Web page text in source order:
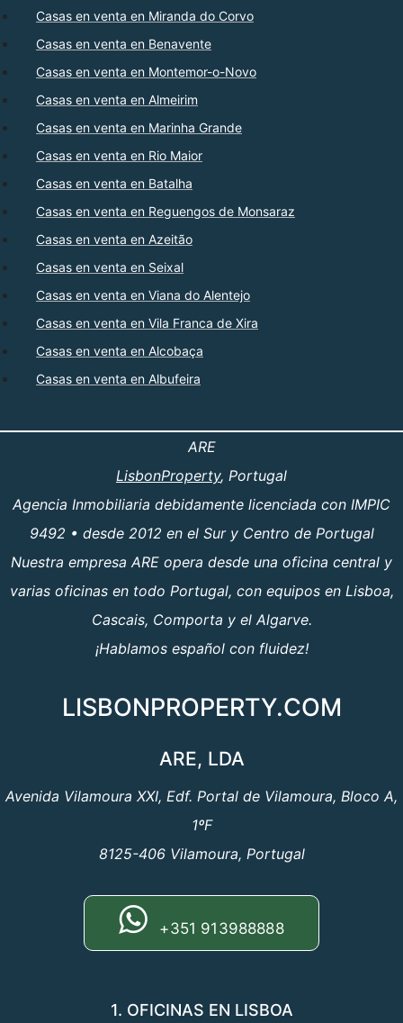
Casas en venta en Miranda do Corvo
Casas en venta en Benavente
Casas en venta en Montemor-o-Novo
Casas en venta en Almeirim
Casas en venta en Marinha Grande
Casas en venta en Rio Maior
Casas en venta en Batalha
Casas en venta en Reguengos de Monsaraz
Casas en venta en Azeitão
Casas en venta en Seixal
Casas en venta en Viana do Alentejo
Casas en venta en Vila Franca de Xira
Casas en venta en Alcobaça
Casas en venta en Albufeira
ARE
LisbonProperty, Portugal
Agencia Inmobiliaria debidamente licenciada con IMPIC
9492 • desde 2012 en el Sur y Centro de Portugal
Nuestra empresa ARE opera desde una oficina central y
varias oficinas en todo Portugal, con equipos en Lisboa,
Cascais, Comporta y el Algarve.
¡Hablamos español con fluidez!
LISBONPROPERTY.COM
ARE, LDA
Avenida Vilamoura XXI, Edf. Portal de Vilamoura, Bloco A,
1ºF
8125-406 Vilamoura, Portugal
+351 913988888
1. OFICINAS EN LISBOA